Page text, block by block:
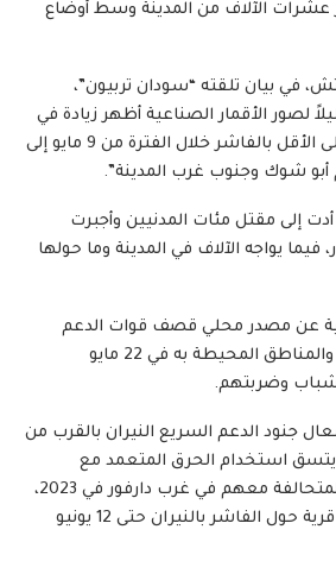
مدني وفرار عشرات الآلاف من المدينة وسط أوضاع
في بيان تلقته “سودان تربيون”،
لصور الأقمار الصناعية أظهر زيادة في
عدد القبور في 6 مقابر على الأقل بالفاشر خلال الفترة من 9 مايو إلى
إلى مقتل مئات المدنيين وأجبرت
فيما يواجه الآلاف في المدينة وما حولها
عن مصدر محلي قصف قوات الدعم
السريع لمخيم أبو شوك والمناطق المحيطة به في 22 مايو
وضربتهم.
جنود الدعم السريع النيران بالقرب من
استخدام الحرق المتعمد مع
هجماتهم والمليشيات المتحالفة معهم في غرب دارفور في 2023،
كما أفادت تقارير بتأثر 43 قرية حول الفاشر بالنيران حتى 12 يونيو